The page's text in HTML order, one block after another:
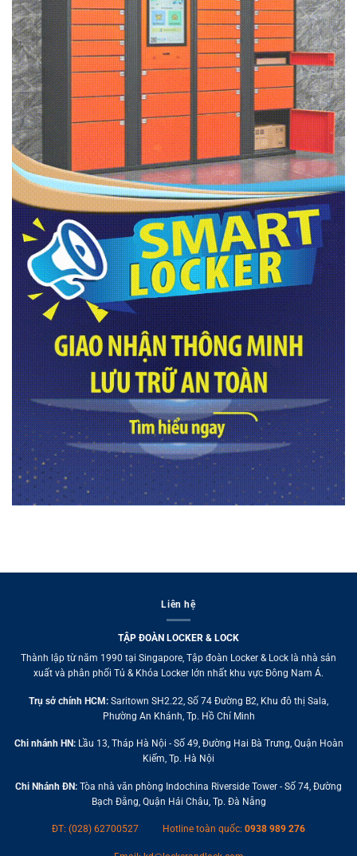
Liên hệ
TẬP ĐOÀN LOCKER & LOCK
Thành lập từ năm 1990 tại Singapore, Tập đoàn Locker & Lock là nhà sản
xuất và phân phối Tủ & Khóa Locker lớn nhất khu vực Đông Nam Á.
Trụ sở chính HCM: Saritown SH2.22, Số 74 Đường B2, Khu đô thị Sala,
Phường An Khánh, Tp. Hồ Chí Minh
Chi nhánh HN:Lầu 13, Tháp Hà Nội - Số 49, Đường Hai Bà Trưng, Quận Hoàn
Kiếm, Tp. Hà Nội
Chi Nhánh ĐN: Tòa nhà văn phòng Indochina Riverside Tower - Số 74, Đường
Bạch Đằng, Quận Hải Châu, Tp. Đà Nẵng
ĐT: (028) 62700527 Hotline toàn quốc: 0938 989 276